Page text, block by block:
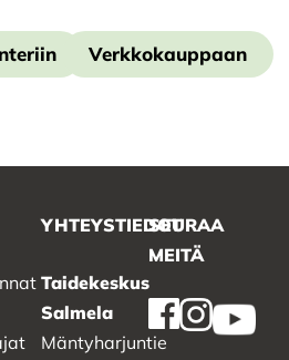
Verkkokauppaan
YHTEYSTIEDOT
Taidekeskus
Salmela
Mäntyharjuntie
SEURAA
MEITÄ